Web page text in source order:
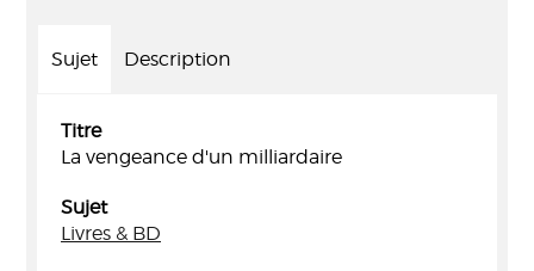
Sujet Description
Titre
La vengeance d'un milliardaire
Sujet
Livres & BD